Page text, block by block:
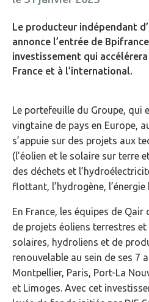
Le producteur indépendant
annonce l’entrée de
investissement qui
France et à l’international.
Le portefeuille du Groupe, qui
vingtaine de pays en Europe,
s’appuie sur des projets aux
(l’éolien et le solaire sur terre
des déchets et
flottant, l’hydrogène, l’énergie
En France, les équipes de Qair
de projets éoliens terrestres
solaires, hydroliens et de
renouvelable au sein de ses 7
Montpellier, Paris, Port-La
et Limoges. Avec cet